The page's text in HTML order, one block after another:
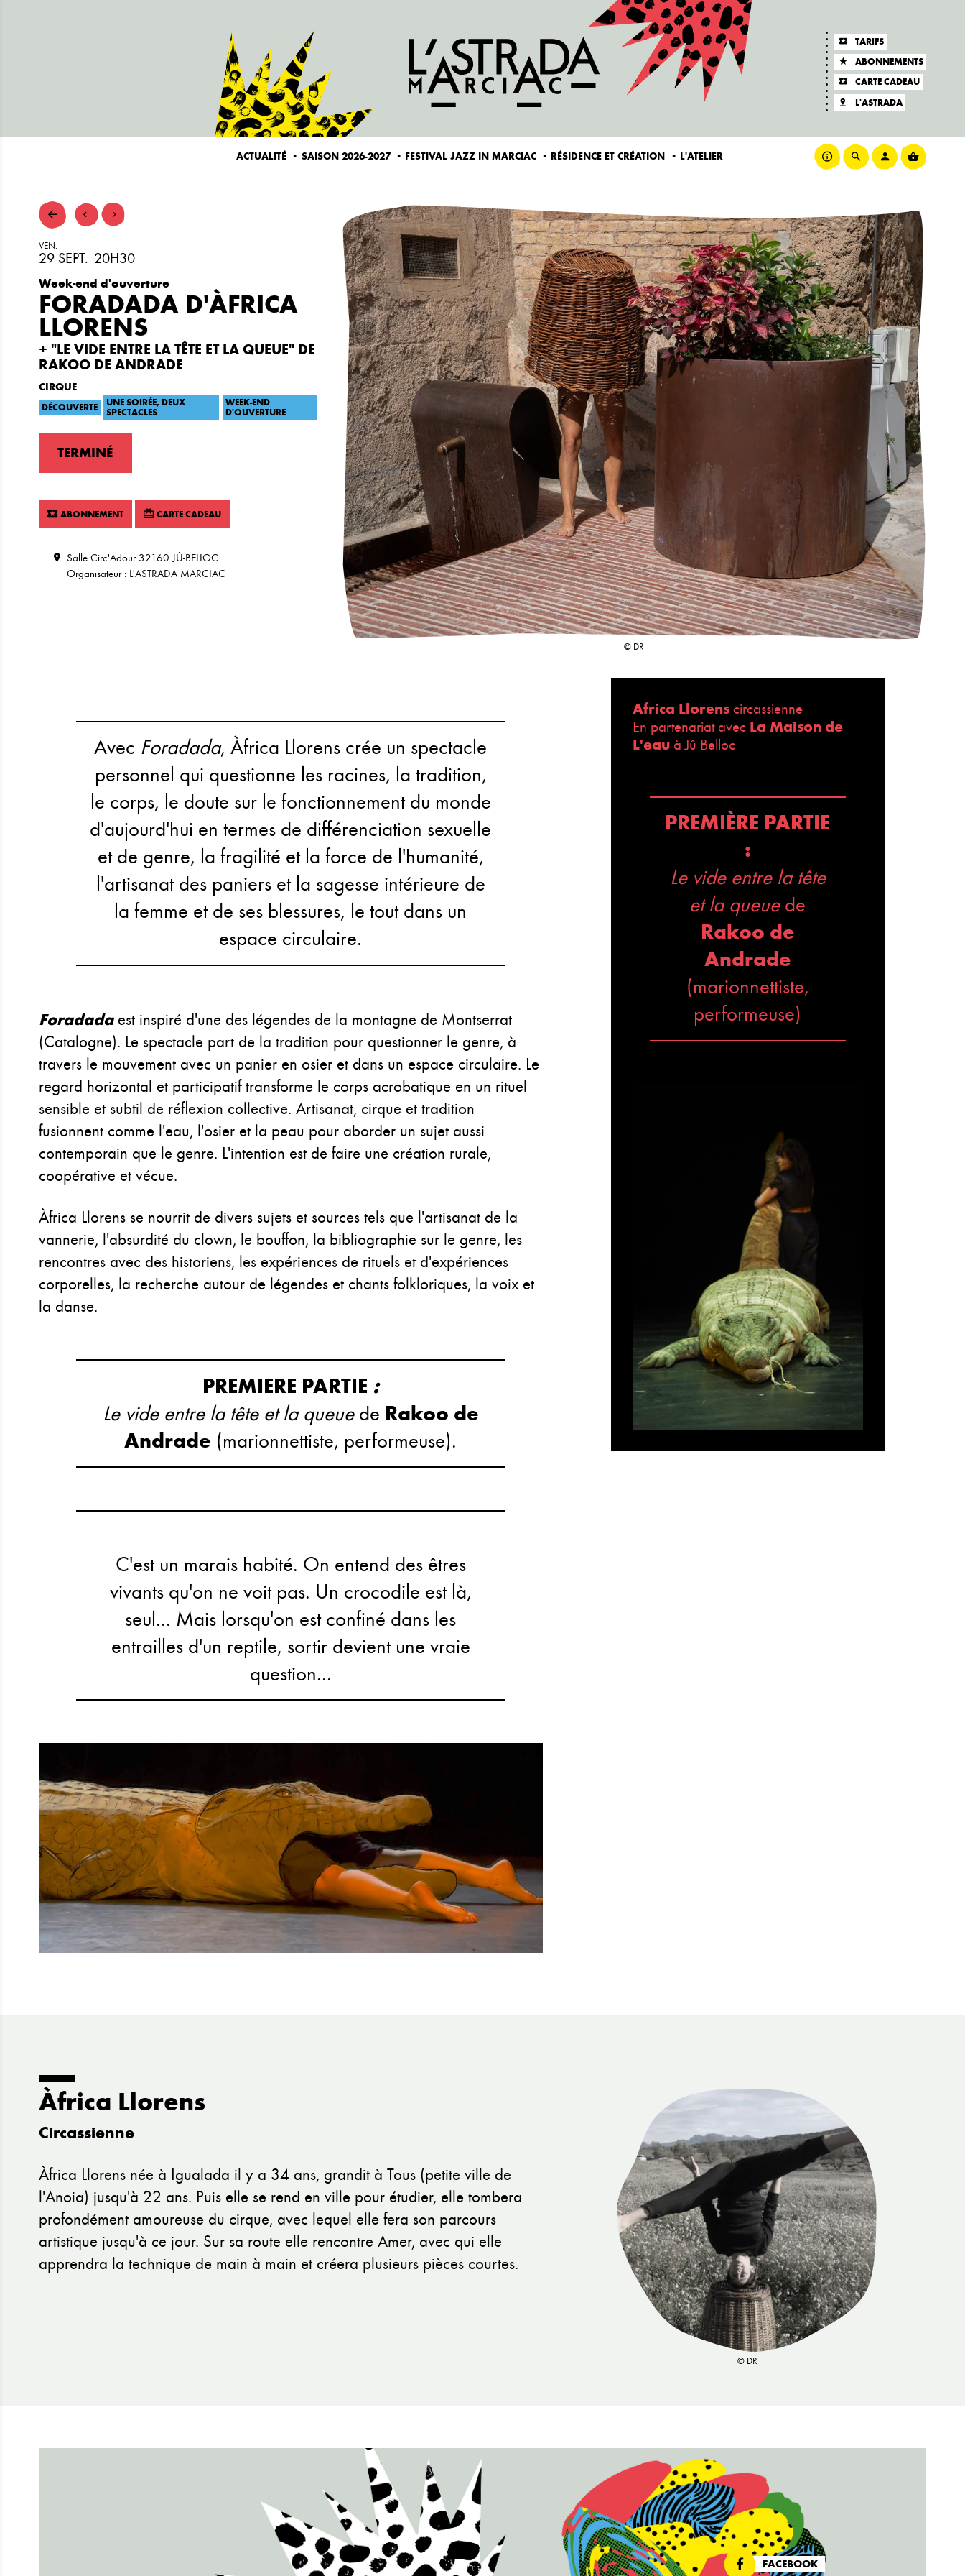
TARIFS
ABONNEMENTS
CARTE CADEAU
L'ASTRADA
ACTUALITÉ SAISON 2026-2027 FESTIVAL JAZZ IN MARCIAC RÉSIDENCE ET CRÉATION L'ATELIER
VEN.
29 SEPT. 20H30
Week-end d'ouverture
FORADADA D'ÀFRICA
LLORENS
+ "LE VIDE ENTRE LA TÊTE ET LA QUEUE" DE
RAKOO DE ANDRADE
CIRQUE
DÉCOUVERTE
UNE SOIRÉE, DEUX
SPECTACLES
WEEK-END
D'OUVERTURE
TERMINÉ
ABONNEMENT CARTE CADEAU
Salle Circ'Adour 32160 JÛ-BELLOC
Organisateur : L'ASTRADA MARCIAC
© DR
Avec Foradada, Àfrica Llorens crée un spectacle
personnel qui questionne les racines, la tradition,
le corps, le doute sur le fonctionnement du monde
d'aujourd'hui en termes de différenciation sexuelle
et de genre, la fragilité et la force de l'humanité,
l'artisanat des paniers et la sagesse intérieure de
la femme et de ses blessures, le tout dans un
espace circulaire.
Foradada est inspiré d'une des légendes de la montagne de Montserrat
(Catalogne). Le spectacle part de la tradition pour questionner le genre, à
travers le mouvement avec un panier en osier et dans un espace circulaire. Le
regard horizontal et participatif transforme le corps acrobatique en un rituel
sensible et subtil de réflexion collective. Artisanat, cirque et tradition
fusionnent comme l'eau, l'osier et la peau pour aborder un sujet aussi
contemporain que le genre. L'intention est de faire une création rurale,
coopérative et vécue.
Àfrica Llorens se nourrit de divers sujets et sources tels que l'artisanat de la
vannerie, l'absurdité du clown, le bouffon, la bibliographie sur le genre, les
rencontres avec des historiens, les expériences de rituels et d'expériences
corporelles, la recherche autour de légendes et chants folkloriques, la voix et
la danse.
PREMIERE PARTIE :
Le vide entre la tête et la queuede Rakoo de
Andrade (marionnettiste, performeuse).
C'est un marais habité. On entend des êtres
vivants qu'on ne voit pas. Un crocodile est là,
seul... Mais lorsqu'on est confiné dans les
entrailles d'un reptile, sortir devient une vraie
question...
Africa Llorenscircassienne
En partenariat avec La Maison de
L'eauà Jû Belloc
PREMIÈRE PARTIE
:
Le vide entre la tête
et la queuede
Rakoo de
Andrade
(marionnettiste,
performeuse)
Àfrica Llorens
© DR
Circassienne
Àfrica Llorens née à Igualada il y a 34 ans, grandit à Tous (petite ville de
l'Anoia) jusqu'à 22 ans. Puis elle se rend en ville pour étudier, elle tombera
profondément amoureuse du cirque, avec lequel elle fera son parcours
artistique jusqu'à ce jour. Sur sa route elle rencontre Amer, avec qui elle
apprendra la technique de main à main et créera plusieurs pièces courtes.
FACEBOOK